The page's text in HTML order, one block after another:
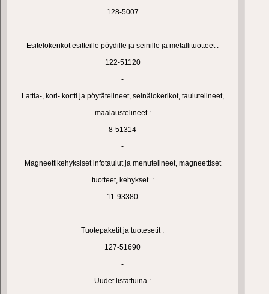
128-5007
-
Esitelokerikot esitteille pöydille ja seinille ja metallituotteet :
122-51120
-
Lattia-, kori- kortti ja pöytätelineet, seinälokerikot, taulutelineet,
maalaustelineet :
8-51314
-
Magneettikehyksiset infotaulut ja menutelineet, magneettiset
tuotteet, kehykset :
11-93380
-
Tuotepaketit ja tuotesetit :
127-51690
-
Uudet listattuina :